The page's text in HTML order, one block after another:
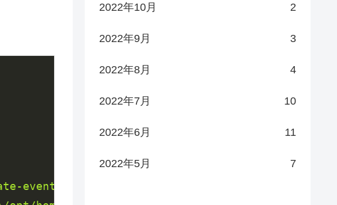
event"
2022年10月 2
2022年9月 3
2022年8月 4
2022年7月 10
2022年6月 11
2022年5月 7